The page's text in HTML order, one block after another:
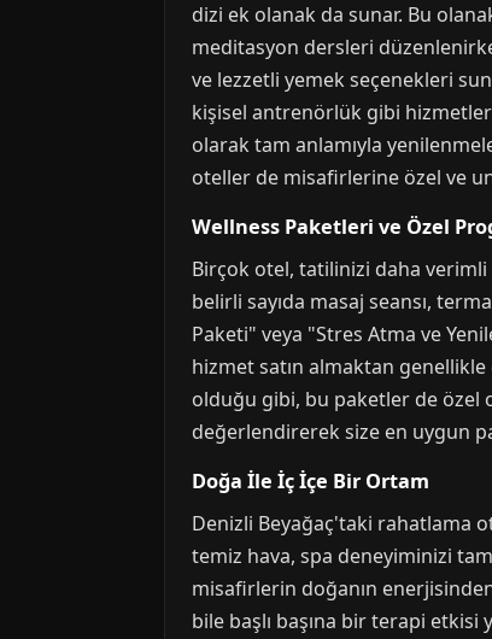
dizi ek olanak da sunar. Bu
meditasyon dersleri
ve lezzetli yemek seçenekleri
kişisel antrenörlük gibi
olarak tam anlamıyla
oteller de misafirlerine özel ve
Wellness Paketleri ve Özel
Birçok otel, tatilinizi daha
belirli sayıda masaj seansı,
Paketi" veya "Stres Atma ve
hizmet satın almaktan
olduğu gibi, bu paketler de özel
değerlendirerek size en uygun
Doğa İle İç İçe Bir Ortam
Denizli Beyağaç'taki rahatlama
temiz hava, spa deneyiminizi
misafirlerin doğanın
bile başlı başına bir terapi